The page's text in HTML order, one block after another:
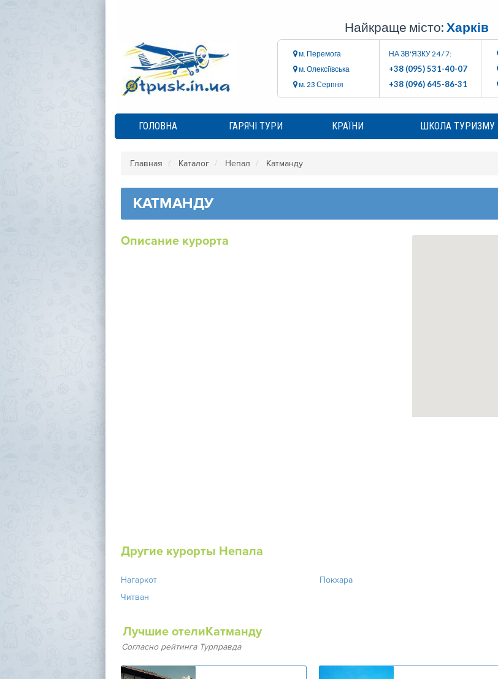
Найкраще місто: Харків
м. Перемога
м. Олексіївська
м. 23 Серпня
НА ЗВ'ЯЗКУ 24 / 7:
+38 (095) 531-40-07
+38 (096) 645-86-31
ГОЛОВНА ГАРЯЧІ ТУРИ КРАЇНИ ШКОЛА ТУРИЗМУ
Главная Каталог Непал Катманду
КАТМАНДУ
Описание курорта
Другие курорты Непaла
Нагаркот Покхара
Читван
Лучшие отелиКатманду
Согласно рейтинга Турправда